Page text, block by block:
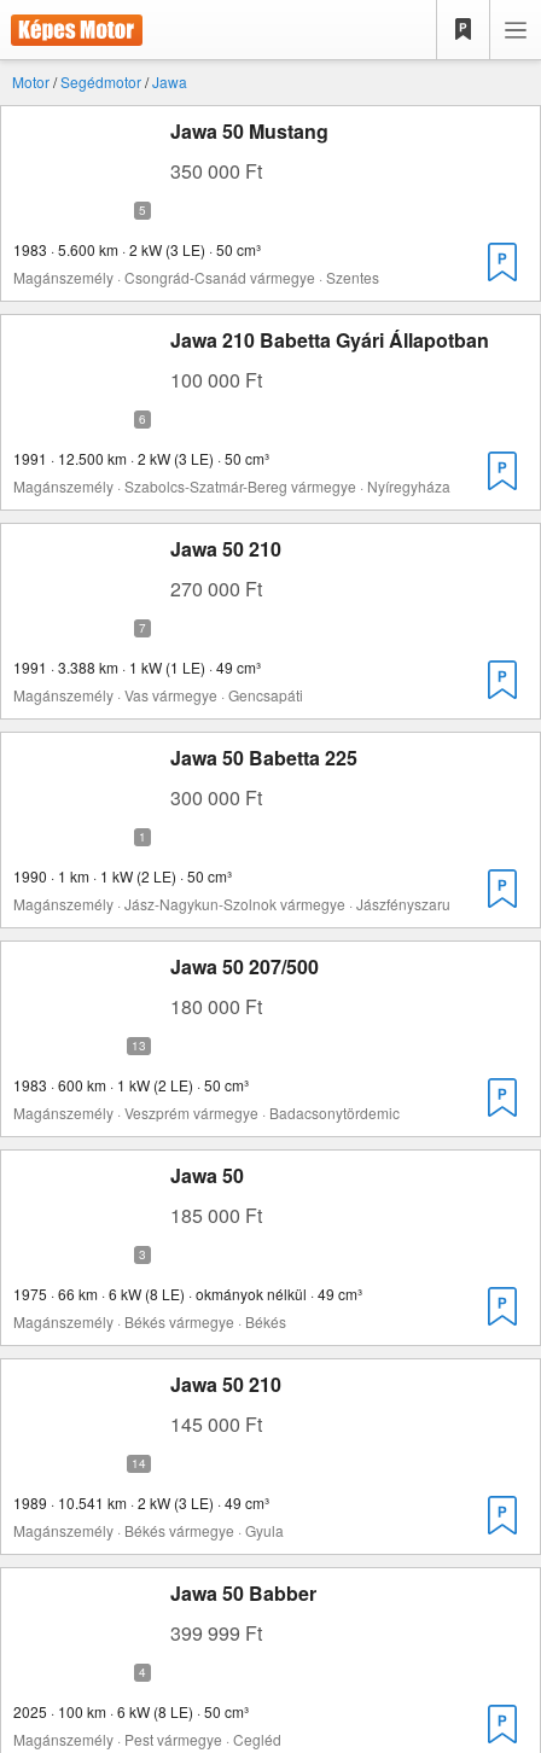
Motor/Segédmotor/Jawa
Jawa 50 Mustang
350 000 Ft
1983 · 5.600 km · 2 kW (3 LE) · 50 cm³
Magánszemély · Csongrád-Csanád vármegye · Szentes
Jawa 210 Babetta Gyári Állapotban
100 000 Ft
1991 · 12.500 km · 2 kW (3 LE) · 50 cm³
Magánszemély · Szabolcs-Szatmár-Bereg vármegye · Nyíregyháza
Jawa 50 210
270 000 Ft
1991 · 3.388 km · 1 kW (1 LE) · 49 cm³
Magánszemély · Vas vármegye · Gencsapáti
Jawa 50 Babetta 225
300 000 Ft
1990 · 1 km · 1 kW (2 LE) · 50 cm³
Magánszemély · Jász-Nagykun-Szolnok vármegye · Jászfényszaru
Jawa 50 207/500
180 000 Ft
1983 · 600 km · 1 kW (2 LE) · 50 cm³
Magánszemély · Veszprém vármegye · Badacsonytördemic
Jawa 50
185 000 Ft
1975 · 66 km · 6 kW (8 LE) · okmányok nélkül · 49 cm³
Magánszemély · Békés vármegye · Békés
Jawa 50 210
145 000 Ft
1989 · 10.541 km · 2 kW (3 LE) · 49 cm³
Magánszemély · Békés vármegye · Gyula
Jawa 50 Babber
399 999 Ft
2025 · 100 km · 6 kW (8 LE) · 50 cm³
Magánszemély · Pest vármegye · Cegléd